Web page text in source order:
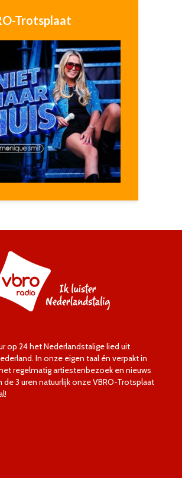
Trotsplaat
op 24 het Nederlandstalige lied uit
In onze eigen taal én verpakt in
regelmatig artiestenbezoek en nieuws
3 uren natuurlijk onze VBRO-Trotsplaat